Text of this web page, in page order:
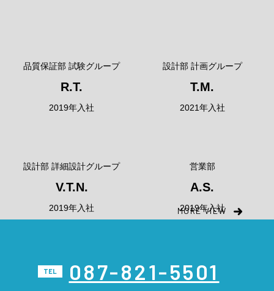
品質保証部 試験グループ
R.T.
2019年入社
設計部 計画グループ
T.M.
2021年入社
設計部 詳細設計グループ
V.T.N.
2019年入社
営業部
A.S.
2019年入社
MORE VIEW
TEL 087-821-5501